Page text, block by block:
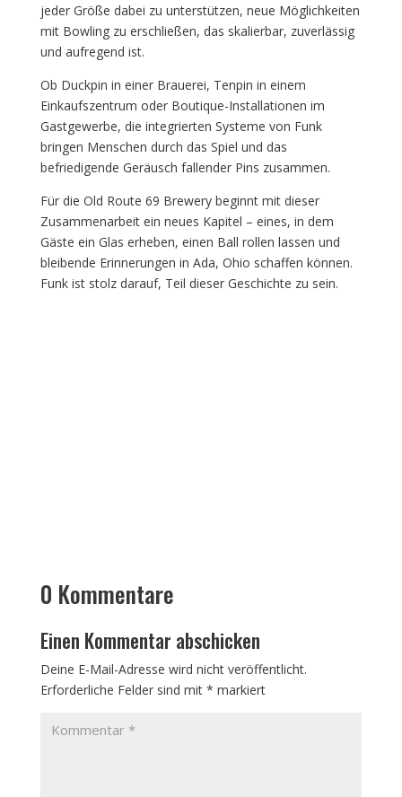
jeder Größe dabei zu unterstützen, neue Möglichkeiten
mit Bowling zu erschließen, das skalierbar, zuverlässig
und aufregend ist.
Ob Duckpin in einer Brauerei, Tenpin in einem
Einkaufszentrum oder Boutique-Installationen im
Gastgewerbe, die integrierten Systeme von Funk
bringen Menschen durch das Spiel und das
befriedigende Geräusch fallender Pins zusammen.
Für die Old Route 69 Brewery beginnt mit dieser
Zusammenarbeit ein neues Kapitel – eines, in dem
Gäste ein Glas erheben, einen Ball rollen lassen und
bleibende Erinnerungen in Ada, Ohio schaffen können.
Funk ist stolz darauf, Teil dieser Geschichte zu sein.
0 Kommentare
Einen Kommentar abschicken
Deine E-Mail-Adresse wird nicht veröffentlicht.
Erforderliche Felder sind mit * markiert